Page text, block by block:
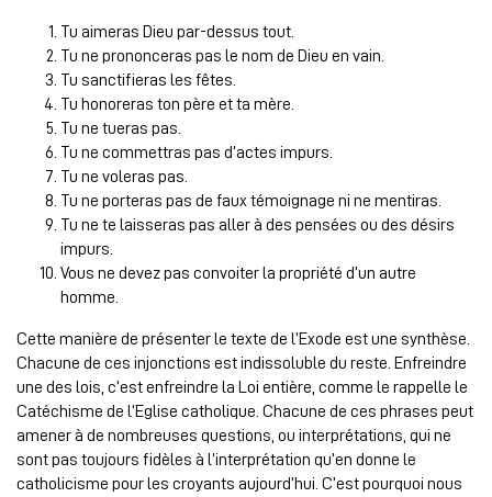
Tu aimeras Dieu par-dessus tout.
Tu ne prononceras pas le nom de Dieu en vain.
Tu sanctifieras les fêtes.
Tu honoreras ton père et ta mère.
Tu ne tueras pas.
Tu ne commettras pas d’actes impurs.
Tu ne voleras pas.
Tu ne porteras pas de faux témoignage ni ne mentiras.
Tu ne te laisseras pas aller à des pensées ou des désirs
impurs.
Vous ne devez pas convoiter la propriété d’un autre
homme.
Cette manière de présenter le texte de l’Exode est une synthèse.
Chacune de ces injonctions est indissoluble du reste. Enfreindre
une des lois, c’est enfreindre la Loi entière, comme le rappelle le
Catéchisme de l’Eglise catholique. Chacune de ces phrases peut
amener à de nombreuses questions, ou interprétations, qui ne
sont pas toujours fidèles à l’interprétation qu’en donne le
catholicisme pour les croyants aujourd’hui. C’est pourquoi nous